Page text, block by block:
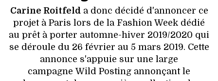
Carine Roitfelda donc décidé d'annoncer ce
projet à Paris lors de la Fashion Week dédié
au prêt à porter automne-hiver 2019/2020 qui
se déroule du 26 février au 5 mars 2019. Cette
annonce s'appuie sur une large
campagne Wild Posting annonçant le